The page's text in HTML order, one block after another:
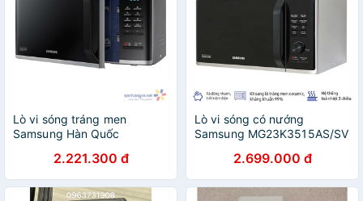
Lò vi sóng tráng men
Samsung Hàn Quốc
23L công suất 800W sản
xuất Malaysia
2.221.300 đ
Lò vi sóng có nướng
Samsung MG23K3515AS/SV
Malaysia2.699.000 đ